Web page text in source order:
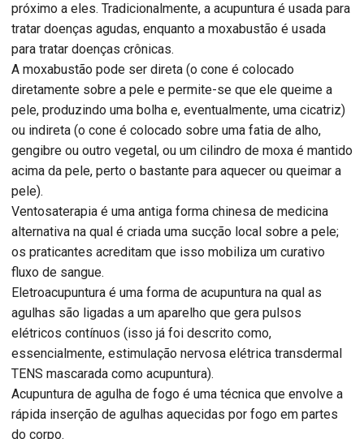
próximo a eles. Tradicionalmente, a acupuntura é usada para
tratar doenças agudas, enquanto a moxabustão é usada
para tratar doenças crônicas.
A moxabustão pode ser direta (o cone é colocado
diretamente sobre a pele e permite-se que ele queime a
pele, produzindo uma bolha e, eventualmente, uma cicatriz)
ou indireta (o cone é colocado sobre uma fatia de alho,
gengibre ou outro vegetal, ou um cilindro de moxa é mantido
acima da pele, perto o bastante para aquecer ou queimar a
pele).
Ventosaterapia é uma antiga forma chinesa de medicina
alternativa na qual é criada uma sucção local sobre a pele;
os praticantes acreditam que isso mobiliza um curativo
fluxo de sangue.
Eletroacupuntura é uma forma de acupuntura na qual as
agulhas são ligadas a um aparelho que gera pulsos
elétricos contínuos (isso já foi descrito como,
essencialmente, estimulação nervosa elétrica transdermal
TENS mascarada como acupuntura).
Acupuntura de agulha de fogo é uma técnica que envolve a
rápida inserção de agulhas aquecidas por fogo em partes
do corpo.